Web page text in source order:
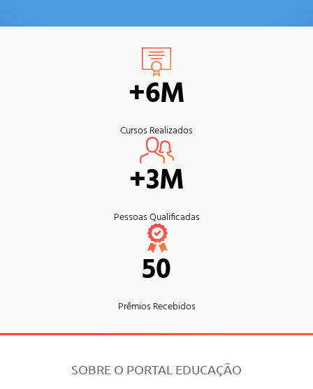
+6M
Cursos Realizados
+3M
Pessoas Qualificadas
50
Prêmios Recebidos
SOBRE O PORTAL EDUCAÇÃO